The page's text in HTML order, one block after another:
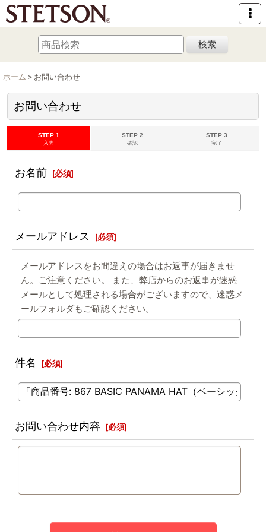
検索
ホーム > お問い合わせ
お問い合わせ
STEP 1
入力
STEP 2
確認
STEP 3
完了
お名前 [必須]
メールアドレス [必須]
メールアドレスをお間違えの場合はお返事が届きませ
ん。ご注意ください。 また、弊店からのお返事が迷惑
メールとして処理される場合がございますので、迷惑メ
ールフォルダもご確認ください。
件名 [必須]
お問い合わせ内容 [必須]